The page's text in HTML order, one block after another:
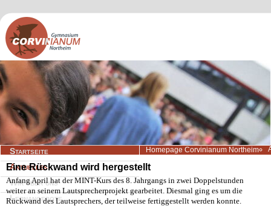
Navigation
überspringen
Startseite
Aktuelles
Wir über uns
Lernangebote
Homepage Corvinianum Northeim
Eine Rückwand wird hergestellt
Anfang April hat der MINT-Kurs des 8. Jahrgangs in zwei Doppelstunden
weiter an seinem Lautsprecherprojekt gearbeitet. Diesmal ging es um die
Rückwand des Lautsprechers, der teilweise fertiggestellt werden konnte.